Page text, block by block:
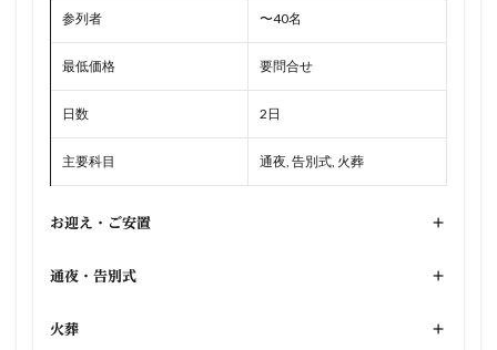
参列者 〜40名
最低価格 要問合せ
日数 2日
主要科目 通夜, 告別式, 火葬
お迎え・ご安置 +
通夜・告別式 +
火葬 +